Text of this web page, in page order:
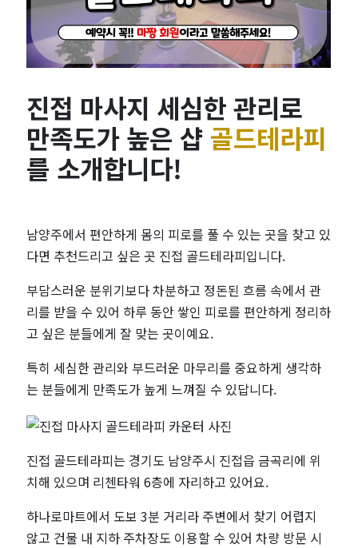
관
리
로
만
도
높
은
골
드
테
라
피
진접 마사지 세심한 관리로
만족도가 높은 샵 골드테라피
를 소개합니다!
남양주에서 편안하게 몸의 피로를 풀 수 있는 곳을 찾고 있
다면 추천드리고 싶은 곳 진접 골드테라피입니다.
부담스러운 분위기보다 차분하고 정돈된 흐름 속에서 관
리를 받을 수 있어 하루 동안 쌓인 피로를 편안하게 정리하
고 싶은 분들에게 잘 맞는 곳이예요.
특히 세심한 관리와 부드러운 마무리를 중요하게 생각하
는 분들에게 만족도가 높게 느껴질 수 있답니다.
진접 골드테라피는 경기도 남양주시 진접읍 금곡리에 위
치해 있으며 리첸타워 6층에 자리하고 있어요.
하나로마트에서 도보 3분 거리라 주변에서 찾기 어렵지
않고 건물 내 지하 주차장도 이용할 수 있어 차량 방문 시